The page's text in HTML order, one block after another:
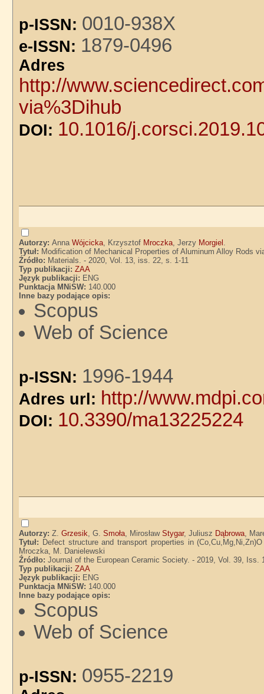
p-ISSN: 0010-938X
e-ISSN: 1879-0496
http://
via%3Dihub
DOI: 10.1016/
Autorzy:AnnaWójcicka , Krzysztof Mroczka , Jerzy Morgiel
Tytuł: Modification of Mechanical Properties of Aluminum Alloy Rods
Źródło: Materials. - 2020, Vol. 13, iss. 22, s. 1-11
Typ publikacji:ZAA
Język publikacji: ENG
Punktacja MNiSW: 140.000
Inne bazy podające opis:
Scopus
Web of Science
p-ISSN: 1996-1944
Adres url: http://
DOI: 10.3390/ma13225224
Autorzy:Z.Grzesik , G.Smoła , MirosławStygar, Juliusz Dąbrowa ,
Tytuł: Defect structure and transport properties in
Mroczka, M. Danielewski
Źródło:Journal of the European Ceramic Society. - 2019, Vol. 39, Iss.
Typ publikacji:ZAA
Język publikacji: ENG
Punktacja MNiSW: 140.000
Inne bazy podające opis:
Scopus
Web of Science
p-ISSN: 0955-2219